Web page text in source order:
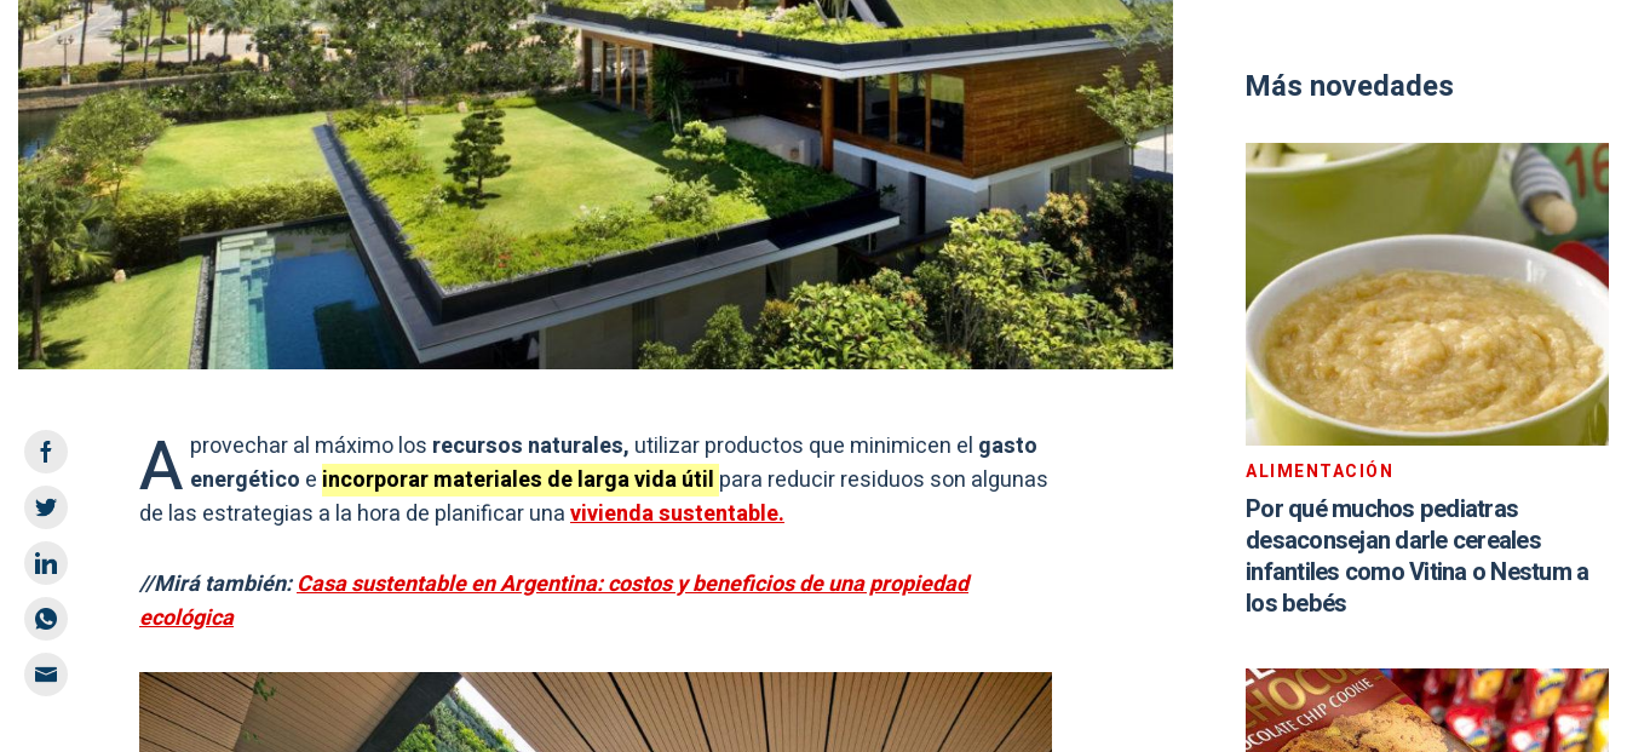
A provechar al máximo los recursos naturales, utilizar productos que minimicen el gasto
energético e incorporar materiales de larga vida útil para reducir residuos son algunas
de las estrategias a la hora de planificar unavivienda sustentable.
//Mirá también:Casa sustentable en Argentina: costos y beneficios de una propiedad
ecológica
Más novedades
ALIMENTACIÓN
Por qué muchos pediatras
desaconsejan darle cereales
infantiles como Vitina o Nestum a
los bebés